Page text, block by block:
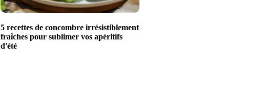
5 recettes de concombre irrésistiblement
fraîches pour sublimer vos apéritifs
d'été